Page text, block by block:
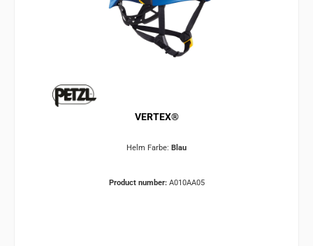
VERTEX®
Helm Farbe: Blau
Product number: A010AA05